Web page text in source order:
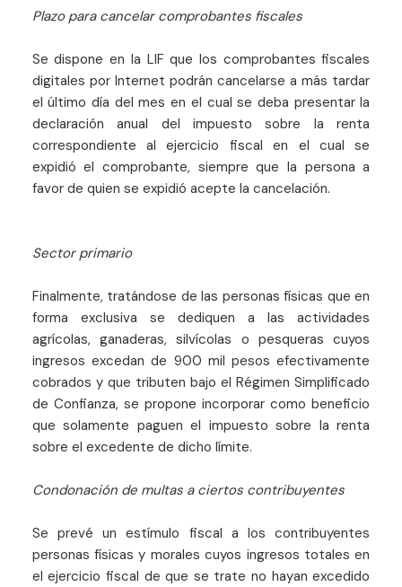
Plazo para cancelar comprobantes fiscales
Se dispone en la LIF que los comprobantes fiscales
digitales por Internet podrán cancelarse a más tardar
el último día del mes en el cual se deba presentar la
declaración anual del impuesto sobre la renta
correspondiente al ejercicio fiscal en el cual se
expidió el comprobante, siempre que la persona a
favor de quien se expidió acepte la cancelación.
Sector primario
Finalmente, tratándose de las personas físicas que en
forma exclusiva se dediquen a las actividades
agrícolas, ganaderas, silvícolas o pesqueras cuyos
ingresos excedan de 900 mil pesos efectivamente
cobrados y que tributen bajo el Régimen Simplificado
de Confianza, se propone incorporar como beneficio
que solamente paguen el impuesto sobre la renta
sobre el excedente de dicho límite.
Condonación de multas a ciertos contribuyentes
Se prevé un estímulo fiscal a los contribuyentes
personas físicas y morales cuyos ingresos totales en
el ejercicio fiscal de que se trate no hayan excedido